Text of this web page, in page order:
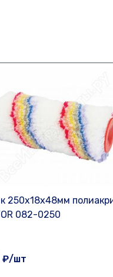
250х18х48мм
082-0250
₽/шт